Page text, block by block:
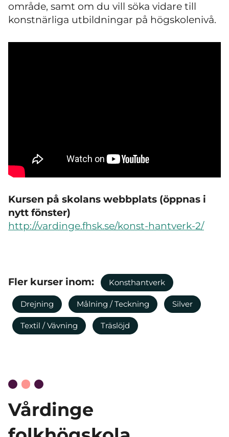
område, samt om du vill söka vidare till
konstnärliga utbildningar på högskolenivå.
Kursen på skolans webbplats (öppnas i
nytt fönster)
http://vardinge.fhsk.se/konst-hantverk-2/
Fler kurser inom: Konsthantverk
Drejning Målning / Teckning Silver
Textil / Vävning Träslöjd
Vårdinge